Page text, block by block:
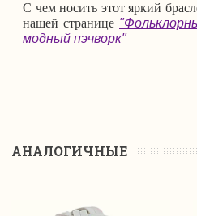
С чем носить этот яркий
нашей странице
модный пэчворк"
АНАЛОГИЧНЫЕ